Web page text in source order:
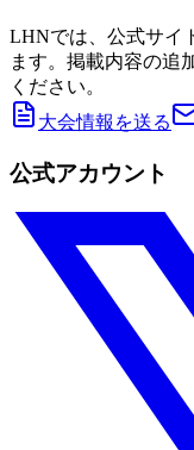
LHNでは、公式サイ
ます。掲載内容の追
ください。
大会情報を送る
公式アカウント